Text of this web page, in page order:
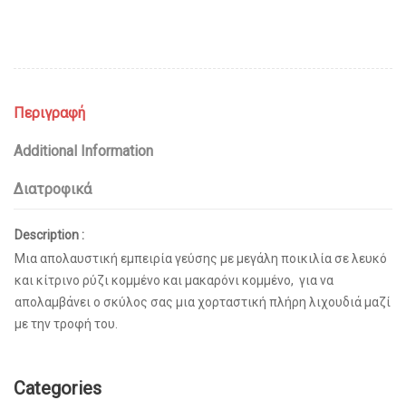
Περιγραφή
Additional Information
Διατροφικά
Description :
Μια απολαυστική εμπειρία γεύσης με μεγάλη ποικιλία σε λευκό
και κίτρινο ρύζι κομμένο και μακαρόνι κομμένο, για να
απολαμβάνει ο σκύλος σας μια χορταστική πλήρη λιχουδιά μαζί
με την τροφή του.
Categories